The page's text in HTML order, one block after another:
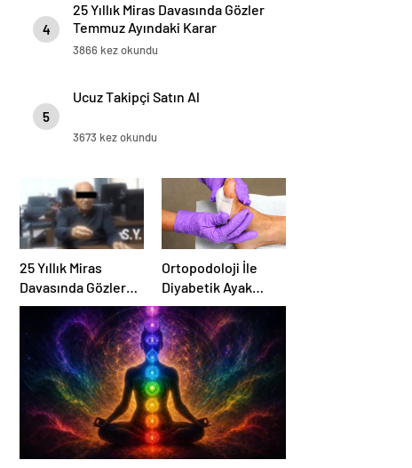
4
25 Yıllık Miras Davasında Gözler
Temmuz Ayındaki Karar
Duruşmasına Çevrildi
3866 kez okundu
5
Ucuz Takipçi Satın Al
3673 kez okundu
25 Yıllık Miras
Davasında Gözler
Temmuz Ayındaki
Karar Duruşmasına
Çevrildi
Ortopodoloji İle
Diyabetik Ayak
Yarası Tedavisi